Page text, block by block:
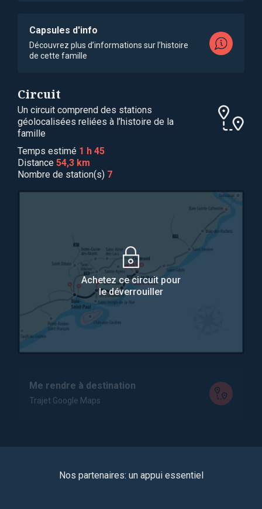
Capsules d'info
Découvrez plus d’informations sur l’histoire
de cette famille
Circuit
Un circuit comprend des stations
géolocalisées reliées à l’histoire de la
famille
Temps estimé 1 h 45
Distance 54,3 km
Nombre de station(s) 7
Achetez ce circuit pour
le déverrouiller
Me rendre à destination
Trajet Google Maps
Nos partenaires: un appui essentiel